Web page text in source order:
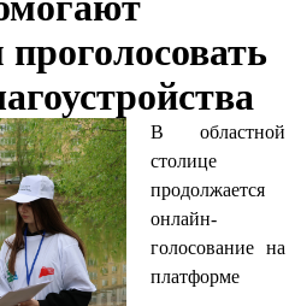
В областной
столице
продолжается
онлайн-
голосование на
платформе